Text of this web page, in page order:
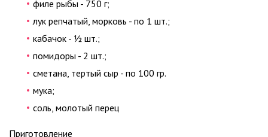
филе рыбы - 750 г;
лук репчатый, морковь - по 1 шт.;
кабачок - ½ шт.;
помидоры - 2 шт.;
сметана, тертый сыр - по 100 гр.
мука;
соль, молотый перец
Приготовление